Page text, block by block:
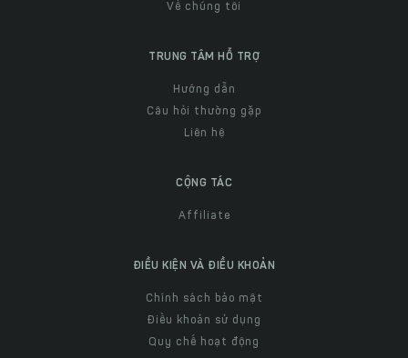
Về chúng tôi
TRUNG TÂM HỖ TRỢ
Hướng dẫn
Câu hỏi thường gặp
Liên hệ
CỘNG TÁC
Affiliate
ĐIỀU KIỆN VÀ ĐIỀU KHOẢN
Chính sách bảo mật
Điều khoản sử dụng
Quy chế hoạt động